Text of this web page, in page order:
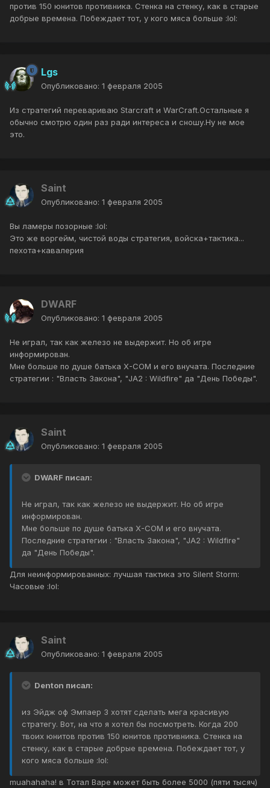
против 150 юнитов противника. Стенка на стенку, как в старые
добрые времена. Побеждает тот, у кого мяса больше :lol:
Lgs
Опубликовано: 1 февраля 2005
Из стратегий перевариваю Starcraft и WarCraft.Остальные я
обычно смотрю один раз ради интереса и сношу.Ну не мое
это.
Saint
Опубликовано: 1 февраля 2005
Вы ламеры позорные :lol:
Это же воргейм, чистой воды стратегия, войска+тактика...
пехота+кавалерия
DWARF
Опубликовано: 1 февраля 2005
Не играл, так как железо не выдержит. Но об игре
информирован.
Мне больше по душе батька X-COM и его внучата. Последние
стратегии : "Власть Закона", "JA2 : Wildfire" да "День Победы".
Saint
Опубликовано: 1 февраля 2005
DWARF писал:
Не играл, так как железо не выдержит. Но об игре
информирован.
Мне больше по душе батька X-COM и его внучата.
Последние стратегии : "Власть Закона", "JA2 : Wildfire"
да "День Победы".
Для неинформированных: лучшая тактика это Silent Storm:
Часовые :lol:
Saint
Опубликовано: 1 февраля 2005
Denton писал:
из Эйдж оф Эмпаер 3 хотят сделать мега красивую
стратегу. Вот, на что я хотел бы посмотреть. Когда 200
твоих юнитов против 150 юнитов противника. Стенка на
стенку, как в старые добрые времена. Побеждает тот, у
кого мяса больше :lol:
muahahaha! в Тотал Варе может быть более 5000 (пяти тысяч)